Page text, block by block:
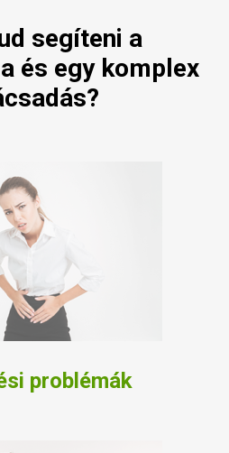
segíteni a
és egy komplex
problémák